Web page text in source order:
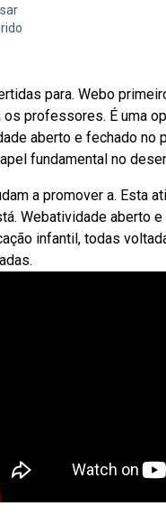
para. Webo
os professores. É uma
aberto e fechado no
fundamental no
a promover a. Esta
Webatividade aberto
infantil, todas